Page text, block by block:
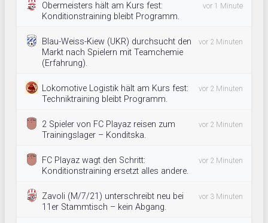
Obermeisters hält am Kurs fest:
Konditionstraining bleibt Programm.
vor 1 Minute
Blau-Weiss-Kiew (UKR) durchsucht den
Markt nach Spielern mit Teamchemie
(Erfahrung).
vor 2 Minuten
Lokomotive Logistik hält am Kurs fest:
Techniktraining bleibt Programm.
vor 2 Minuten
2 Spieler von FC Playaz reisen zum
Trainingslager – Konditska.
vor 2 Minuten
FC Playaz wagt den Schritt:
Konditionstraining ersetzt alles andere.
vor 2 Minuten
Zavoli (M/7/21) unterschreibt neu bei
11er Stammtisch – kein Abgang.
vor 3 Minuten